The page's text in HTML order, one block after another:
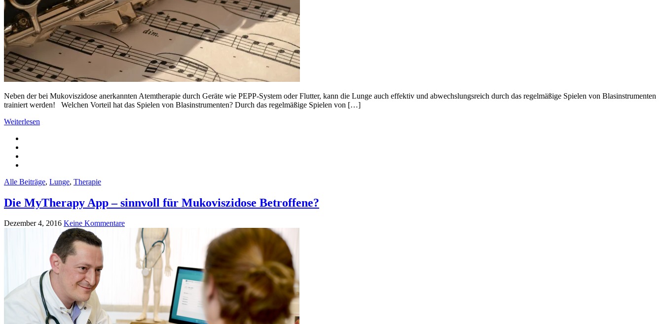
Neben der bei Mukoviszidose anerkannten Atemtherapie durch Geräte wie PEPP-System oder Flutter, kann die Lunge auch effektiv und abwechslungsreich durch das regelmäßige Spielen von Blasinstrumenten
trainiert werden! Welchen Vorteil hat das Spielen von Blasinstrumenten? Durch das regelmäßige Spielen von […]
Weiterlesen
Alle Beiträge, Lunge, Therapie
Die MyTherapy App – sinnvoll für Mukoviszidose Betroffene?
Dezember 4, 2016 Keine Kommentare